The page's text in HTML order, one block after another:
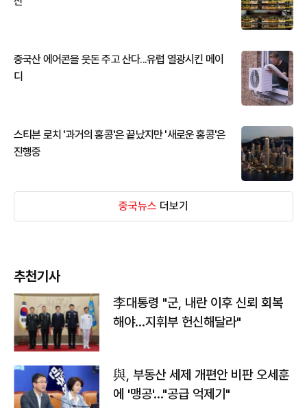
중국산 에어콘을 웃돈 주고 산다...유럽 열광시킨 메이
디
스티븐 로치 '과거의 홍콩'은 끝났지만 '새로운 홍콩'은
진행중
중국뉴스 더보기
추천기사
李대통령 "군, 내란 이후 신뢰 회복
해야…지휘부 헌신해달라"
與, 부동산 세제 개편안 비판 오세훈
에 '맹공'…"공급 억제기"